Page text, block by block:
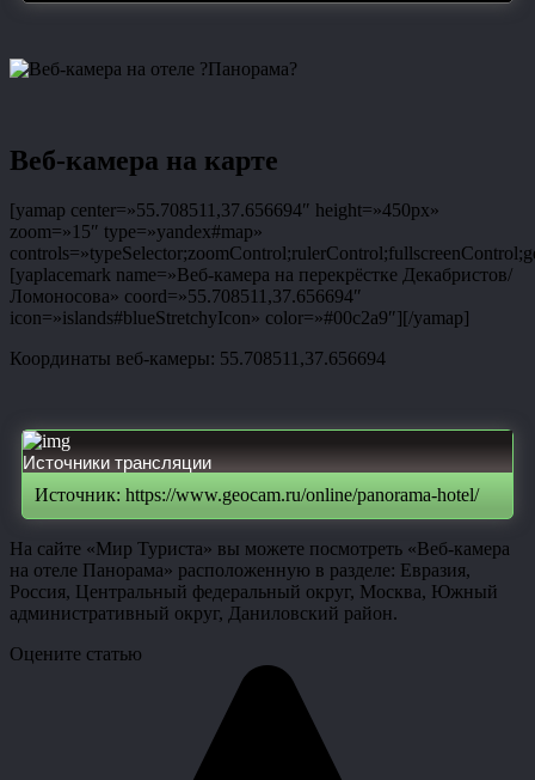
Веб-камера на карте
[yamap center=»55.708511,37.656694″ height=»450px»
zoom=»15″ type=»yandex#map»
[yaplacemark name=»Веб-камера на перекрёстке Декабристов/
Ломоносова» coord=»55.708511,37.656694″
icon=»islands#blueStretchyIcon» color=»#00c2a9″][/yamap]
Координаты веб-камеры: 55.708511,37.656694
Источники трансляции
Источник: https://www.geocam.ru/online/panorama-hotel/
На сайте «Мир Туриста» вы можете посмотреть «Веб-камера
на отеле Панорама» расположенную в разделе: Евразия,
Россия, Центральный федеральный округ, Москва, Южный
административный округ, Даниловский район.
Оцените статью